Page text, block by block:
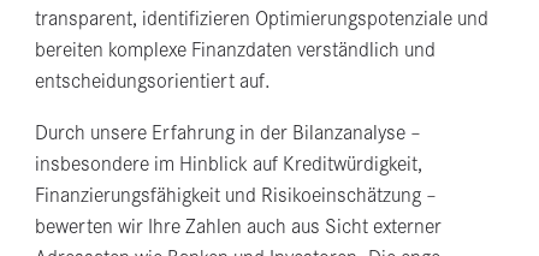
transparent, identifizieren Optimierungspotenziale und
bereiten komplexe Finanzdaten verständlich und
entscheidungsorientiert auf.
Durch unsere Erfahrung in der Bilanzanalyse –
insbesondere im Hinblick auf Kreditwürdigkeit,
Finanzierungsfähigkeit und Risikoeinschätzung –
bewerten wir Ihre Zahlen auch aus Sicht externer